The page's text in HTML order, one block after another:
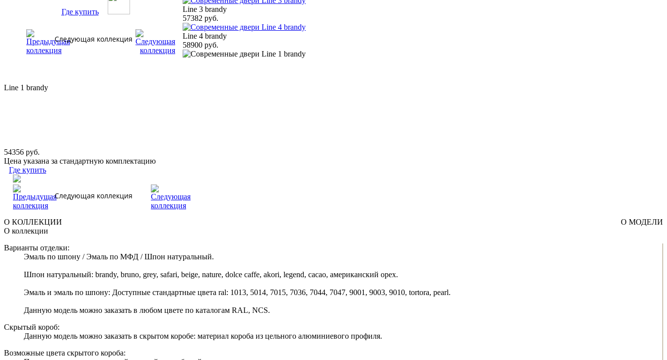
Где купить
Следующая коллекция
Line 3 brandy
57382 руб.
Line 4 brandy
58900 руб.
Line 1 brandy
54356 руб.
Цена указана за стандартную комплектацию
Где купить
Следующая коллекция
О КОЛЛЕКЦИИ
О МОДЕЛИ
О коллекции
Варианты отделки:
Эмаль по шпону / Эмаль по МФД / Шпон натуральный.
Шпон натуральный: brandy, bruno, grey, safari, beige, nature, dolce caffe, akori, legend, cacao, американский орех.
Эмаль и эмаль по шпону: Доступные стандартные цвета ral: 1013, 5014, 7015, 7036, 7044, 7047, 9001, 9003, 9010, tortora, pearl.
Данную модель можно заказать в любом цвете по каталогам RAL, NCS.
Скрытый короб:
Данную модель можно заказать в скрытом коробе: материал короба из цельного алюминиевого профиля.
Возможные цвета скрытого короба: